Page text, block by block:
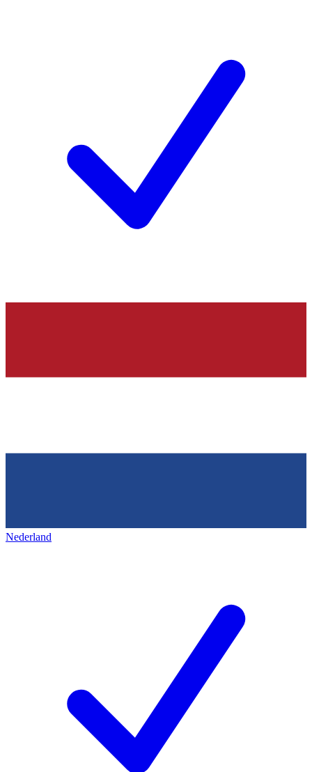
Nederland